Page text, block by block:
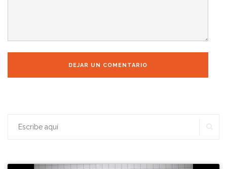
Buscar: